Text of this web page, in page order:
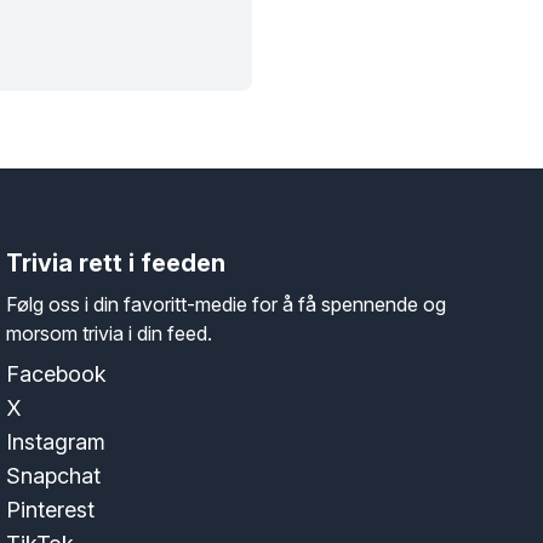
Trivia rett i feeden
Følg oss i din favoritt-medie for å få spennende og
morsom trivia i din feed.
Facebook
X
Instagram
Snapchat
Pinterest